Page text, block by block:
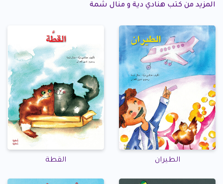
المزيد من كتب هنادي دية و منال شمة
الطيران القطة